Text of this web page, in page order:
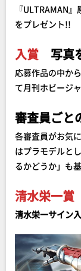
『ULTRAMAN
をプレゼント!!
入賞 写真
応募作品の中か
て月刊ホビージ
審査員ごと
各審査員がお気
はプラモデルと
るかどうか」も
清水栄一賞
清水栄一サイン